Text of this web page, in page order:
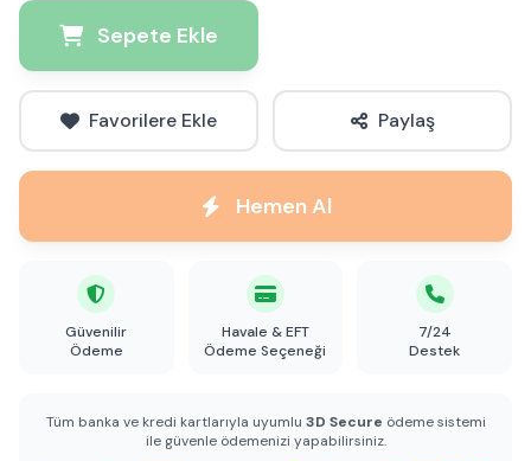
Sepete Ekle
Favorilere Ekle Paylaş
Hemen Al
Güvenilir
Ödeme
Havale & EFT
Ödeme Seçeneği
7/24
Destek
Tüm banka ve kredi kartlarıyla uyumlu 3D Secure ödeme sistemi
ile güvenle ödemenizi yapabilirsiniz.